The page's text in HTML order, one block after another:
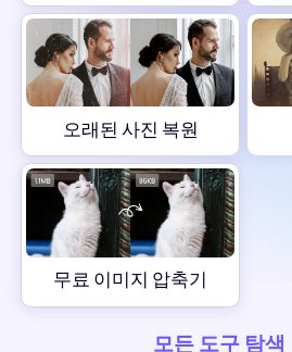
무료 이미지 압축기
전자상거래 도구
AI 패션 모델
의류 리컬러링
AI 배경 생성기
온라인 배경 변경기
PDF 도구
PDF 번역기
PDF 온라인 압축
PDF 파일 온라인 병합
모든 도구 탐색
오래된 사진 복원
무료 이미지 압축기
모든 도구 탐색